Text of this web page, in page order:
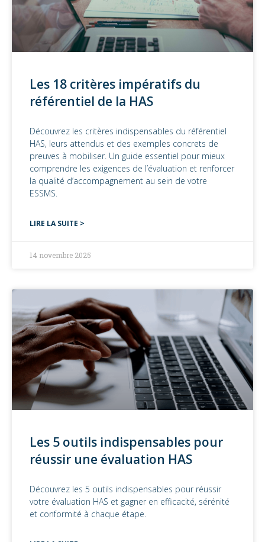
Les 18 critères impératifs du
référentiel de la HAS
Découvrez les critères indispensables du référentiel
HAS, leurs attendus et des exemples concrets de
preuves à mobiliser. Un guide essentiel pour mieux
comprendre les exigences de l’évaluation et renforcer
la qualité d’accompagnement au sein de votre
ESSMS.
LIRE LA SUITE >
14 novembre 2025
Les 5 outils indispensables pour
réussir une évaluation HAS
Découvrez les 5 outils indispensables pour réussir
votre évaluation HAS et gagner en efficacité, sérénité
et conformité à chaque étape.